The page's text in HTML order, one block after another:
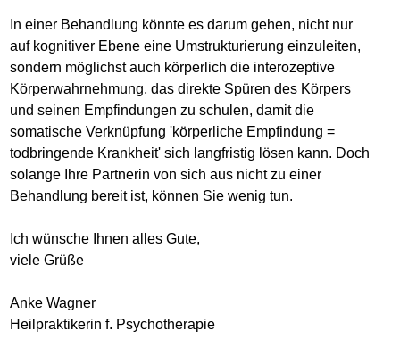
In einer Behandlung könnte es darum gehen, nicht nur
auf kognitiver Ebene eine Umstrukturierung einzuleiten,
sondern möglichst auch körperlich die interozeptive
Körperwahrnehmung, das direkte Spüren des Körpers
und seinen Empfindungen zu schulen, damit die
somatische Verknüpfung 'körperliche Empfindung =
todbringende Krankheit' sich langfristig lösen kann. Doch
solange Ihre Partnerin von sich aus nicht zu einer
Behandlung bereit ist, können Sie wenig tun.
Ich wünsche Ihnen alles Gute,
viele Grüße
Anke Wagner
Heilpraktikerin f. Psychotherapie